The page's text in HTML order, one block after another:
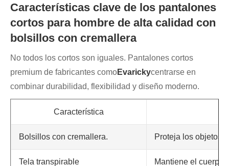
Características clave de los pantalones
cortos para hombre de alta calidad con
bolsillos con cremallera
No todos los cortos son iguales. Pantalones cortos
premium de fabricantes comoEvarickycentrarse en
combinar durabilidad, flexibilidad y diseño moderno.
Característica
Bolsillos con cremallera. Proteja los objetos
Tela transpirable Mantiene el cuerpo